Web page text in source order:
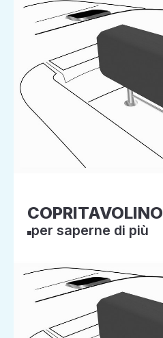
COPRITAVOLINO
per saperne di più